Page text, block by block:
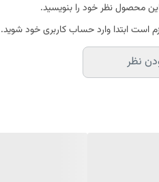
ملانین طبیعی روشن نشده و پیگمنت
از این محصول حتما آن را تست کنید
محصول نظر خود را بنویسید.
است ابتدا وارد حساب کاربری خود شوید.
نظر